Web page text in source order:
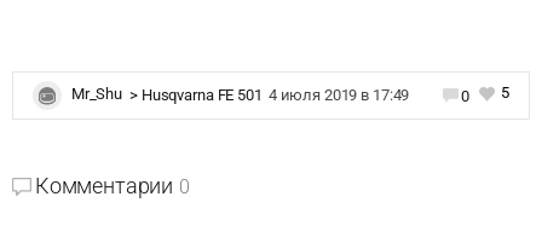
Mr_Shu > Husqvarna FE 501 4 июля 2019 в 17:49 0 5
Комментарии 0